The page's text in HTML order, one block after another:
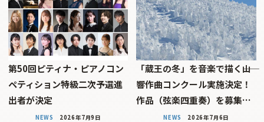
第50回ピティナ・ピアノコン
ペティション特級二次予選進
出者が決定
NEWS 2026年7月9日
「蔵王の冬」を音楽で描く――山
響作曲コンクール実施決定！
作品（弦楽四重奏）を募集…
NEWS 2026年7月6日